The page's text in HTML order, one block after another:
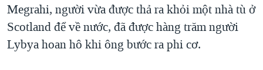
SỨC KHOẺ
VĂN HOÁ
THỂ THAO
TRỊNH VĨNH BÌNH - NGƯỜI HẠ 'BÊN THẮNG CUỘC'
GROUND ZERO – XƯA VÀ NAY
Ngôn ngữ khác
Megrahi, người vừa được thả ra khỏi một nhà tù ở
Scotland để về nước, đã được hàng trăm người
Lybya hoan hô khi ông bước ra phi cơ.